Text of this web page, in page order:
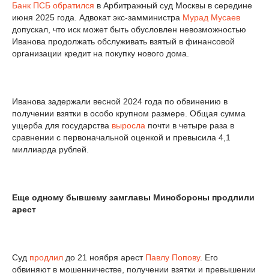
Банк ПСБ обратился в Арбитражный суд Москвы в середине
июня 2025 года. Адвокат экс-замминистра Мурад Мусаев
допускал, что иск может быть обусловлен невозможностью
Иванова продолжать обслуживать взятый в финансовой
организации кредит на покупку нового дома.
Иванова задержали весной 2024 года по обвинению в
получении взятки в особо крупном размере. Общая сумма
ущерба для государства выросла почти в четыре раза в
сравнении с первоначальной оценкой и превысила 4,1
миллиарда рублей.
Еще одному бывшему замглавы Минобороны продлили
арест
Суд продлил до 21 ноября арест Павлу Попову. Его
обвиняют в мошенничестве, получении взятки и превышении